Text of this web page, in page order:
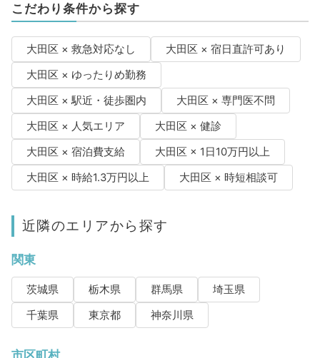
こだわり条件から探す
大田区 × 救急対応なし
大田区 × 宿日直許可あり
大田区 × ゆったりめ勤務
大田区 × 駅近・徒歩圏内
大田区 × 専門医不問
大田区 × 人気エリア
大田区 × 健診
大田区 × 宿泊費支給
大田区 × 1日10万円以上
大田区 × 時給1.3万円以上
大田区 × 時短相談可
近隣のエリアから探す
関東
茨城県 栃木県 群馬県
埼玉県
千葉県
東京都 神奈川県
市区町村